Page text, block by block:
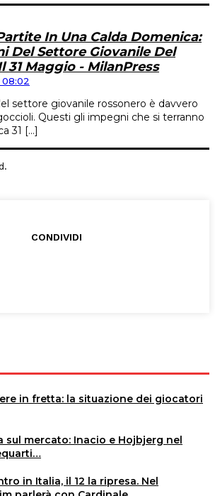
In Una Calda Domenica:
Del Settore Giovanile Del
31 Maggio - MilanPress
settore giovanile rossonero è davvero
Questi gli impegni che si terranno
31 […]
CONDIVIDI
in fretta: la situazione dei giocatori
sul mercato: Inacio e Hojbjerg nel
in Italia, il 12 la ripresa. Nel